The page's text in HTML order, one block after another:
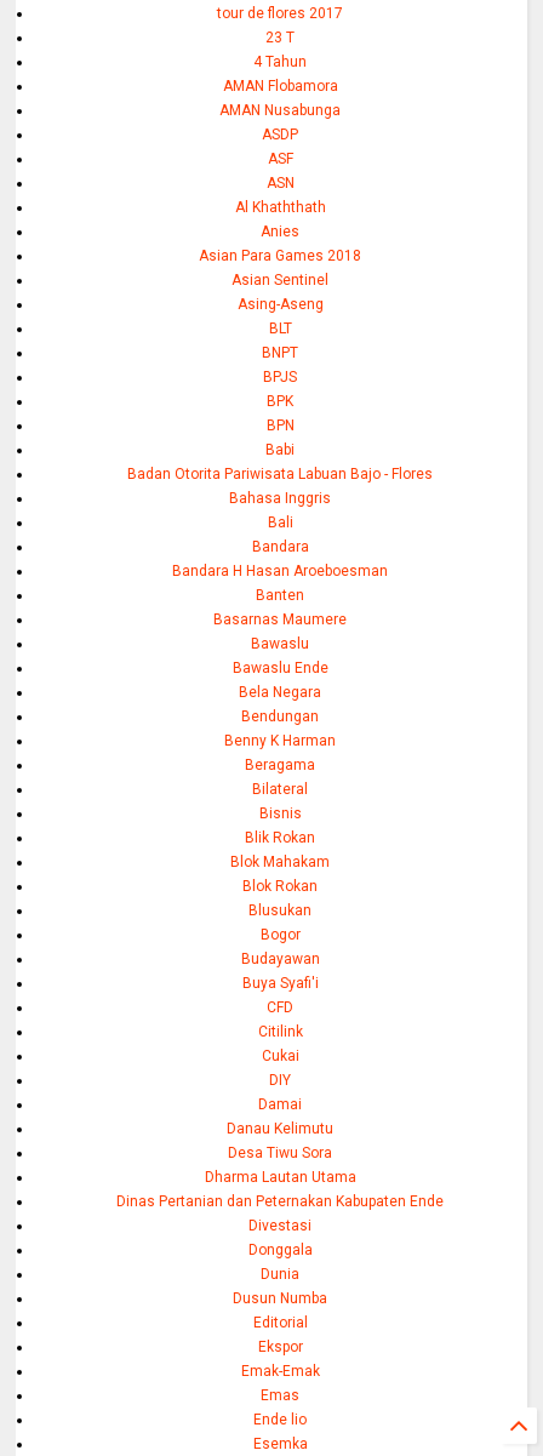
tour de flores 2017
23 T
4 Tahun
AMAN Flobamora
AMAN Nusabunga
ASDP
ASF
ASN
Al Khaththath
Anies
Asian Para Games 2018
Asian Sentinel
Asing-Aseng
BLT
BNPT
BPJS
BPK
BPN
Babi
Badan Otorita Pariwisata Labuan Bajo - Flores
Bahasa Inggris
Bali
Bandara
Bandara H Hasan Aroeboesman
Banten
Basarnas Maumere
Bawaslu
Bawaslu Ende
Bela Negara
Bendungan
Benny K Harman
Beragama
Bilateral
Bisnis
Blik Rokan
Blok Mahakam
Blok Rokan
Blusukan
Bogor
Budayawan
Buya Syafi'i
CFD
Citilink
Cukai
DIY
Damai
Danau Kelimutu
Desa Tiwu Sora
Dharma Lautan Utama
Dinas Pertanian dan Peternakan Kabupaten Ende
Divestasi
Donggala
Dunia
Dusun Numba
Editorial
Ekspor
Emak-Emak
Emas
Ende lio
Esemka